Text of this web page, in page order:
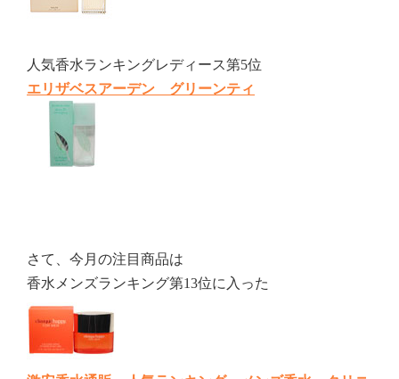
人気香水ランキングレディース第5位
エリザベスアーデン グリーンティ
さて、今月の注目商品は
香水メンズランキング第13位に入った